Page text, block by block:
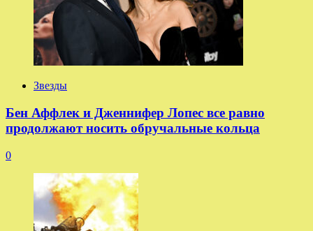
Звезды
Бен Аффлек и Дженнифер Лопес все равно
продолжают носить обручальные кольца
0